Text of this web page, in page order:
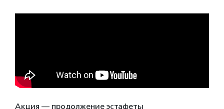
Акция — продолжение эстафеты